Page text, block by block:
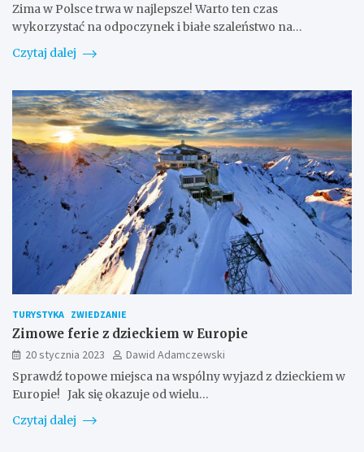
Zima w Polsce trwa w najlepsze! Warto ten czas
wykorzystać na odpoczynek i białe szaleństwo na…
Czytaj dalej
TURYSTYKA ZWIEDZANIE
Zimowe ferie z dzieckiem w Europie
20 stycznia 2023
Dawid Adamczewski
Sprawdź topowe miejsca na wspólny wyjazd z dzieckiem w
Europie! Jak się okazuje od wielu…
Czytaj dalej